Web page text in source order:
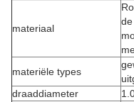
materiaal
materiële types
draaddiameter